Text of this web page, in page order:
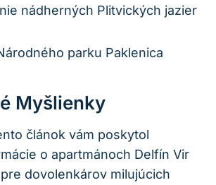
nádherných Plitvických jazier
parku Paklenica
Myšlienky
článok vám poskytol
o apartmánoch Delfín Vir
dovolenkárov milujúcich